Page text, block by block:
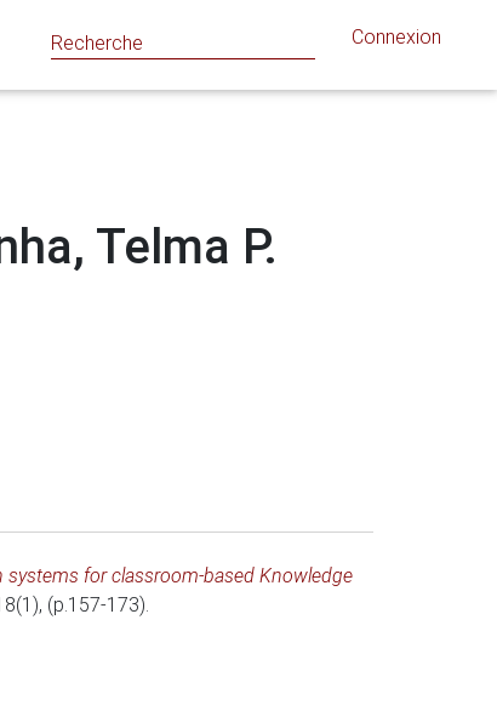
Connexion
Telma P.
systems for classroom-based Knowledge
(p.157-173).